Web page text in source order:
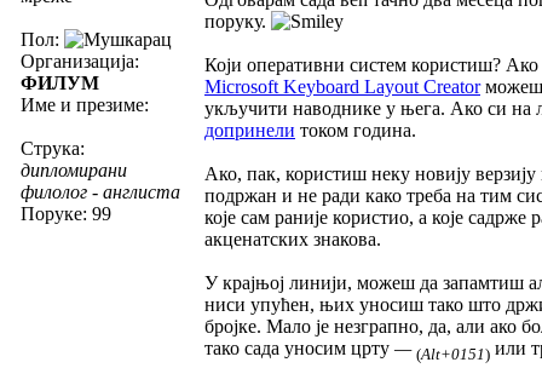
Пол:
Организација:
ФИЛУМ
Име и презиме:
Струка:
дипломирани
филолог - англиста
Поруке: 99
поруку.
Који оперативни систем користиш?
Microsoft Keyboard Layout Creatorможеш
укључити наводнике у њега. Ако си на
допринели током година.
Ако, пак, користиш неку новију
подржан и не ради како треба на тим
које сам раније користио, а које
акценатских знакова.
У крајњој линији, можеш да запамтиш
ниси упућен, њих уносиш тако што
бројке. Мало је незграпно, да, али ако
тако сада уносим црту — (Alt+0151) или